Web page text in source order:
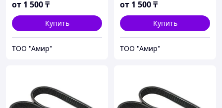
от 1 500₸
Купить
ТОО "Амир"
от 1 500₸
Купить
ТОО "Амир"